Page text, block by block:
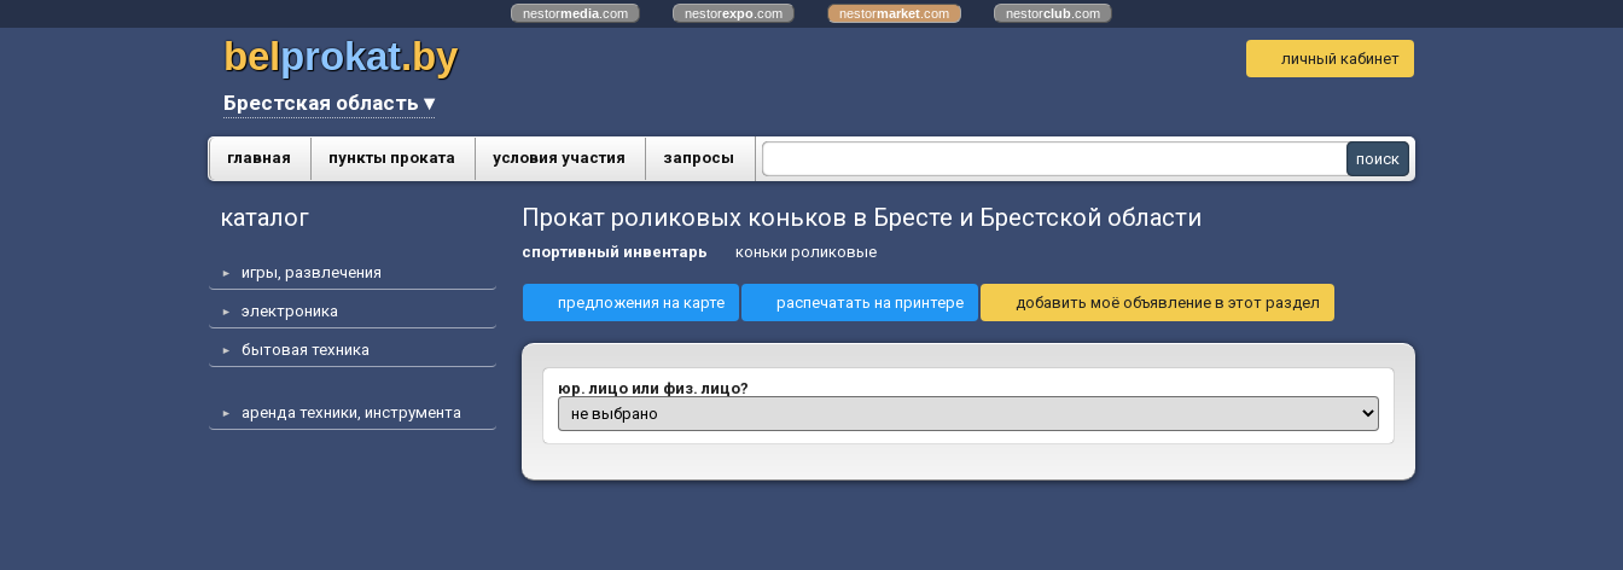
nestormedia .com nestorexpo .com nestormarket .com nestorclub .com
belprokat.by
Брестская область ▾
личный кабинет
главная пункты проката условия участия запросы
каталог
игры, развлечения
электроника
бытовая техника
аренда техники, инструмента
Прокат роликовых коньков в Бресте и Брестской области
спортивный инвентарь коньки роликовые
предложения на карте распечатать на принтере добавить моё объявление в этот раздел
юр. лицо или физ. лицо?